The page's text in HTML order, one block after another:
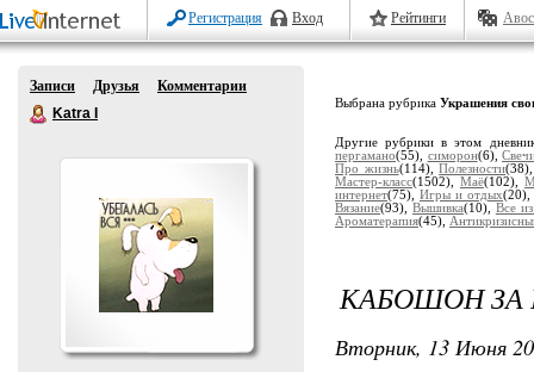
Регистрация Вход Рейтинги
Записи Друзья
Комментарии
Katra I
Выбрана рубрика Украшения
Другие рубрики в этом
пергамано(55), симорон(6),
Про жизнь(114),Полезности
Мастер-класс(1502), Маё(102),
интернет(75), Игры и отдых(20),
Вязание(93), Вышивка(10), Все
Ароматерапия(45),
КАБОШОН ЗА
Вторник, 13 Июня